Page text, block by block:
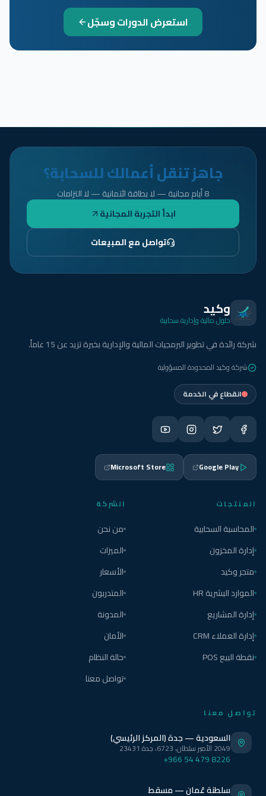
استعرض الدورات وسجّل
جاهز تنقل أعمالك للسحابة؟
8 أيام مجانية — لا بطاقة ائتمانية — لا التزامات
ابدأ التجربة المجانية
تواصل مع المبيعات
وكيد
حلول مالية وإدارية سحابية
شركة رائدة في تطوير البرمجيات المالية والإدارية بخبرة تزيد عن 15 عاماً.
شركة وكيد المحدودة المسؤولية
انقطاع في الخدمة
Google Play
Microsoft Store
المنتجات
المحاسبة السحابية
إدارة المخزون
متجر وكيد
الموارد البشرية HR
إدارة المشاريع
إدارة العملاء CRM
نقطة البيع POS
الشركة
من نحن
الميزات
الأسعار
المتدربون
المدونة
الأمان
حالة النظام
تواصل معنا
تواصل معنا
السعودية — جدة (المركز الرئيسي)
2049 الأمير سلطان، 6723، جدة 23431
+966 54 479 8226
سلطنة عُمان — مسقط